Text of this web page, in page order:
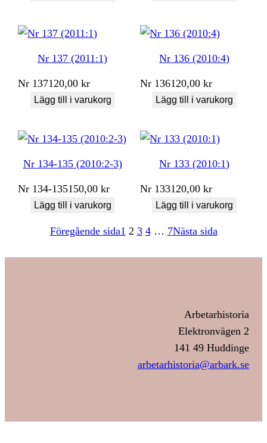
Nr 137 (2011:1)
Nr 137120,00kr
Lägg till i varukorg
Nr 136 (2010:4)
Nr 136120,00kr
Lägg till i varukorg
Nr 134-135 (2010:2-3)
Nr 134-135150,00kr
Lägg till i varukorg
Nr 133 (2010:1)
Nr 133120,00kr
Lägg till i varukorg
Föregående sida1 2 3 4 … 7Nästa sida
Arbetarhistoria
Elektronvägen 2
141 49 Huddinge
arbetarhistoria@arbark.se